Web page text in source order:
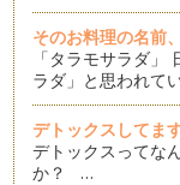
そのお料理の名前
「タラモサラダ
ラダ」と思われて
デトックスしてま
デトックスってな
か？ …